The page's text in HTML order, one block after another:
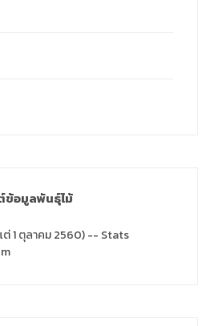
ข้อมูลพันธุ์ไม้
1 ตุลาคม 2560) -- Stats